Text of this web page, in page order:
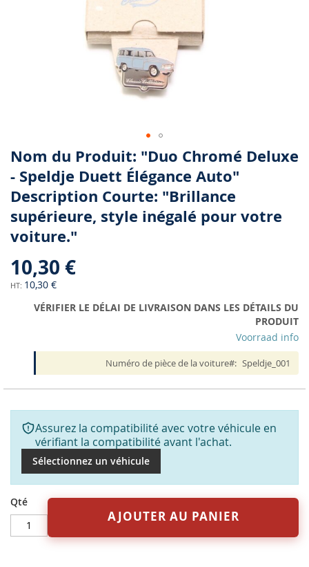
Skip
to
the
beginning
the
images
Nom du Produit: "Duo Chromé Deluxe
- Speldje Duett Élégance Auto"
Description Courte: "Brillance
supérieure, style inégalé pour votre
voiture."
10,30 €
10,30 €
VÉRIFIER LE DÉLAI DE LIVRAISON DANS LES DÉTAILS DU
PRODUIT
Voorraad info
Numéro de pièce de la voiture Speldje_001
Assurez la compatibilité avec votre véhicule en
vérifiant la compatibilité avant l'achat.
Sélectionnez un véhicule
Qté
AJOUTER AU PANIER